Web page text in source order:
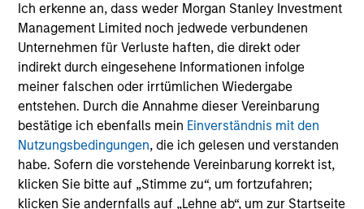
Ich erkenne an, dass weder Morgan Stanley Investment
Management Limited noch jedwede verbundenen
Unternehmen für Verluste haften, die direkt oder
indirekt durch eingesehene Informationen infolge
meiner falschen oder irrtümlichen Wiedergabe
entstehen. Durch die Annahme dieser Vereinbarung
bestätige ich ebenfalls mein Einverständnis mit den
Nutzungsbedingungen, die ich gelesen und verstanden
habe. Sofern die vorstehende Vereinbarung korrekt ist,
klicken Sie bitte auf „Stimme zu“, um fortzufahren;
klicken Sie andernfalls auf „Lehne ab“, um zur Startseite